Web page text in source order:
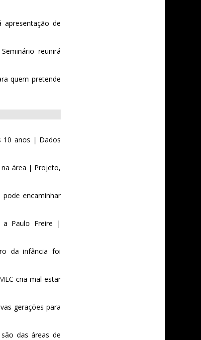
de
reunirá
quem pretende
10 anos | Dados
na área | Projeto,
encaminhar
a Paulo Freire |
da infância foi
cria mal-estar
gerações para
das áreas de